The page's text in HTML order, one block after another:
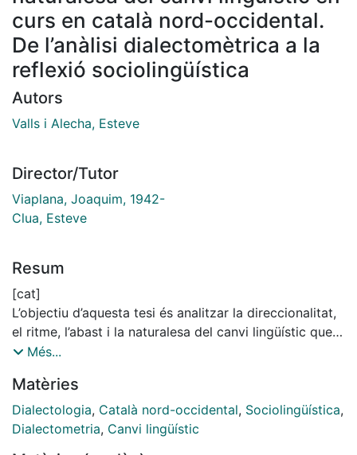
curs en català nord-occidental.
De l’anàlisi dialectomètrica a la
reflexió sociolingüística
Autors
Valls i Alecha, Esteve
Director/Tutor
Viaplana, Joaquim, 1942-
Clua, Esteve
Resum
[cat]
L’objectiu d’aquesta tesi és analitzar la direccionalitat,
el ritme, l’abast i la naturalesa del canvi lingüístic que,
al llarg del segle XX i fins al dia d’avui, ha afectat i
d’Andorra, Catalunya i la Franja, i determinar els
factors comuns i particulars, tant externs com interns,
que han propiciat les diferents evolucions d’aquests
Més...
Matèries
Dialectologia, Català nord-occidental, Sociolingüística,
Dialectometria, Canvi lingüístic